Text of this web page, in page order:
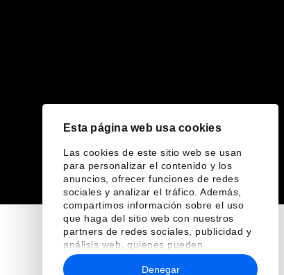
Esta página web usa cookies
Las cookies de este sitio web se usan
para personalizar el contenido y los
anuncios, ofrecer funciones de redes
sociales y analizar el tráfico. Además,
compartimos información sobre el uso
que haga del sitio web con nuestros
partners de redes sociales, publicidad y
análisis web, quienes pueden
combinarla con otra información que les
haya proporcionado o que hayan
Denegar